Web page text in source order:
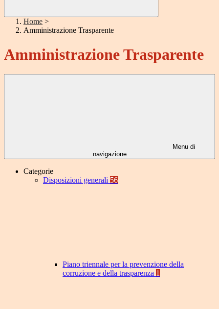
Home >
Amministrazione Trasparente
Amministrazione Trasparente
Menu di
navigazione
Categorie
Disposizioni generali 56
Piano triennale per la prevenzione della
corruzione e della trasparenza 1